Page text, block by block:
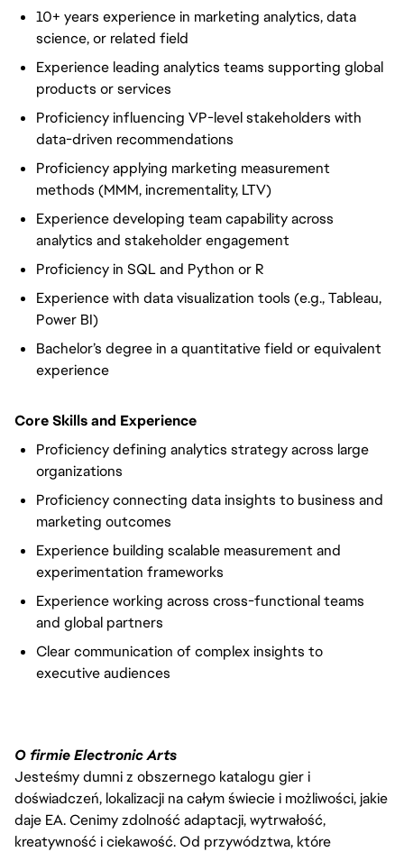
10+ years experience in marketing analytics, data
science, or related field
Experience leading analytics teams supporting global
products or services
Proficiency influencing VP-level stakeholders with
data-driven recommendations
Proficiency applying marketing measurement
methods (MMM, incrementality, LTV)
Experience developing team capability across
analytics and stakeholder engagement
Proficiency in SQL and Python or R
Experience with data visualization tools (e.g., Tableau,
Power BI)
Bachelor’s degree in a quantitative field or equivalent
experience
Core Skills and Experience
Proficiency defining analytics strategy across large
organizations
Proficiency connecting data insights to business and
marketing outcomes
Experience building scalable measurement and
experimentation frameworks
Experience working across cross-functional teams
and global partners
Clear communication of complex insights to
executive audiences
O firmie Electronic Arts
Jesteśmy dumni z obszernego katalogu gier i
doświadczeń, lokalizacji na całym świecie i możliwości, jakie
daje EA. Cenimy zdolność adaptacji, wytrwałość,
kreatywność i ciekawość. Od przywództwa, które